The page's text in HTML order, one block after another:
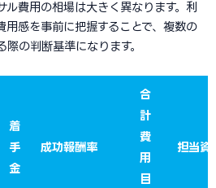
費用の相場は大きく異なります。利
用感を事前に把握することで、複数の
の判断基準になります。
着
手
金
成功報酬率
合
計
費
用
目
担当資